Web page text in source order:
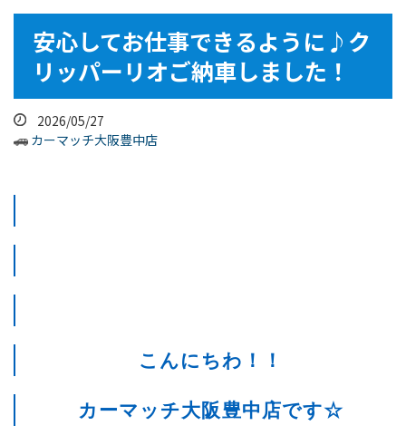
安心してお仕事できるように♪ク
リッパーリオご納車しました！
2026/05/27
カーマッチ大阪豊中店
こんにちわ！！
カーマッチ大阪豊中店です☆